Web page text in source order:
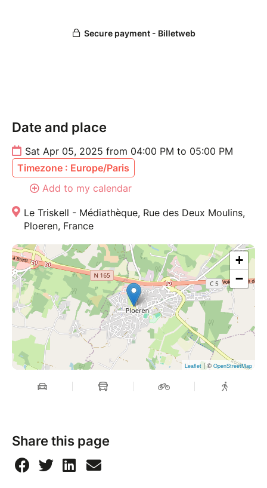
Date and place
Sat Apr 05, 2025 from 04:00 PM to 05:00 PM
Timezone : Europe/Paris
Add to my calendar
Le Triskell - Médiathèque, Rue des Deux Moulins,
Ploeren, France
+
−
Leaflet | © OpenStreetMap
Share this page